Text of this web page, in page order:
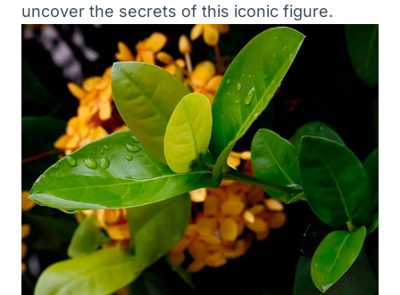
uncover the secrets of this iconic figure.